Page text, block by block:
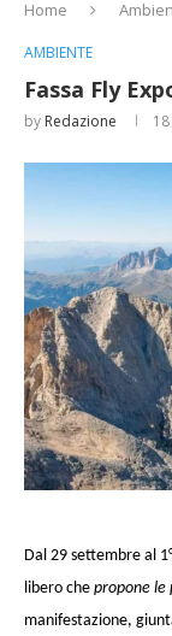
Home
AMBIENTE
Fassa Fly
by Redazione
Dal 29 settembre al
libero che propone le
manifestazione,